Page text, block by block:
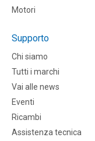
Motori
Supporto
Chi siamo
Tutti i marchi
Vai alle news
Eventi
Ricambi
Assistenza tecnica